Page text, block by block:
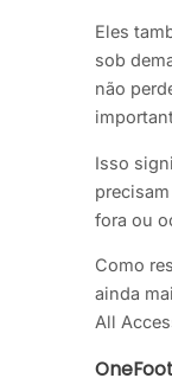
Eles
sob
não
Isso
fora ou
Como
ainda
All